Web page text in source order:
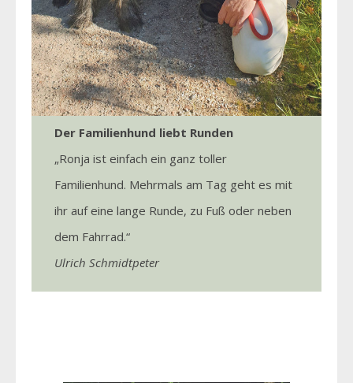
Der Familienhund liebt Runden
„Ronja ist einfach ein ganz toller
Familienhund. Mehrmals am Tag geht es mit
ihr auf eine lange Runde, zu Fuß oder neben
dem Fahrrad.“
Ulrich Schmidtpeter